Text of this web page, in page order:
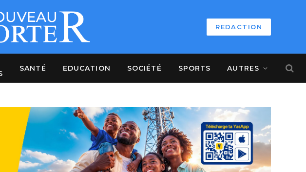
REDACTION
SANTÉ EDUCATION SOCIÉTÉ SPORTS AUTRES